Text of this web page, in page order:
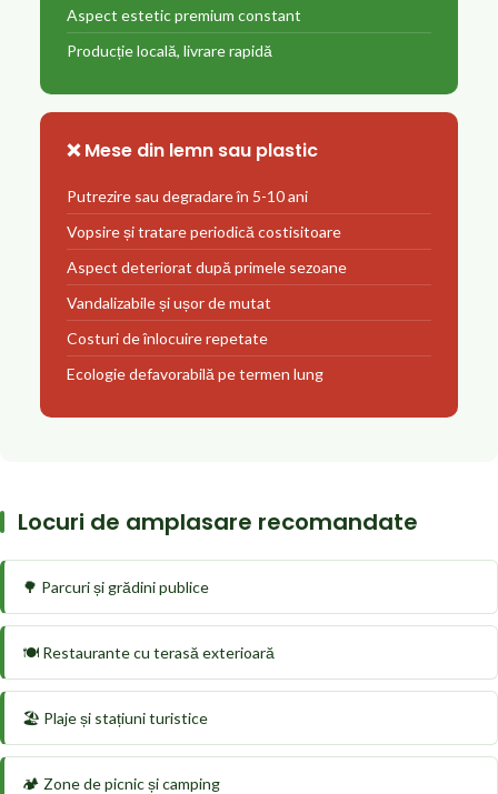
Aspect estetic premium constant
Producție locală, livrare rapidă
❌ Mese din lemn sau plastic
Putrezire sau degradare în 5-10 ani
Vopsire și tratare periodică costisitoare
Aspect deteriorat după primele sezoane
Vandalizabile și ușor de mutat
Costuri de înlocuire repetate
Ecologie defavorabilă pe termen lung
Locuri de amplasare recomandate
🌳 Parcuri și grădini publice
🍽️ Restaurante cu terasă exterioară
🏖️ Plaje și stațiuni turistice
🏕️ Zone de picnic și camping